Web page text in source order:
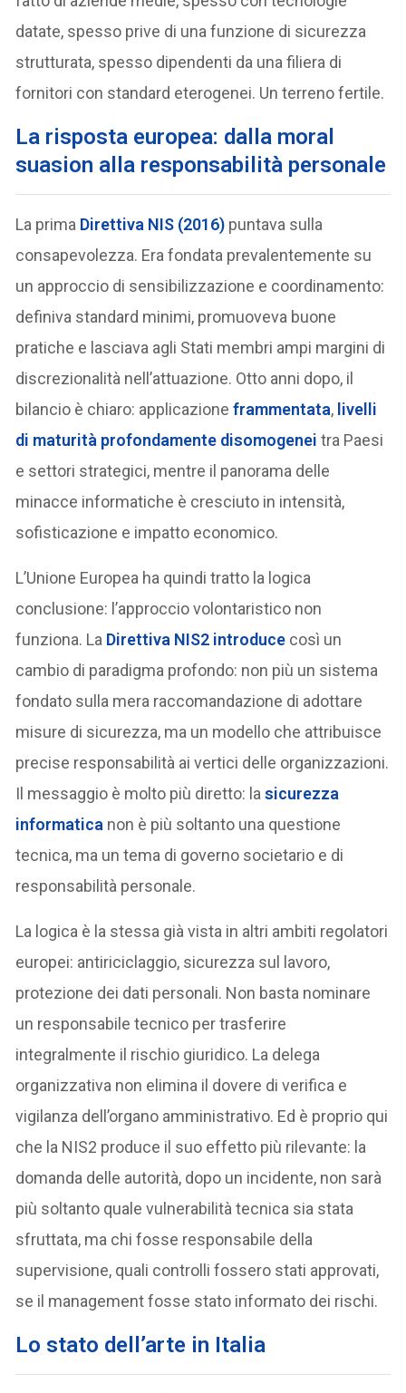
datate, spesso prive di una funzione di sicurezza
strutturata, spesso dipendenti da una filiera di
fornitori con standard eterogenei. Un terreno fertile.
La risposta europea: dalla moral
suasion alla responsabilità personale
La prima Direttiva NIS (2016) puntava sulla
consapevolezza. Era fondata prevalentemente su
un approccio di sensibilizzazione e coordinamento:
definiva standard minimi, promuoveva buone
pratiche e lasciava agli Stati membri ampi margini di
discrezionalità nell’attuazione. Otto anni dopo, il
bilancio è chiaro: applicazioneframmentata, livelli
di maturità profondamente disomogenei tra Paesi
e settori strategici, mentre il panorama delle
minacce informatiche è cresciuto in intensità,
sofisticazione e impatto economico.
L’Unione Europea ha quindi tratto la logica
conclusione: l’approccio volontaristico non
funziona. La Direttiva NIS2 introduce così un
cambio di paradigma profondo: non più un sistema
fondato sulla mera raccomandazione di adottare
misure di sicurezza, ma un modello che attribuisce
precise responsabilità ai vertici delle organizzazioni.
Il messaggio è molto più diretto: lasicurezza
informatica non è più soltanto una questione
tecnica, ma un tema di governo societario e di
responsabilità personale.
La logica è la stessa già vista in altri ambiti regolatori
europei: antiriciclaggio, sicurezza sul lavoro,
protezione dei dati personali. Non basta nominare
un responsabile tecnico per trasferire
integralmente il rischio giuridico. La delega
organizzativa non elimina il dovere di verifica e
vigilanza dell’organo amministrativo. Ed è proprio qui
che la NIS2 produce il suo effetto più rilevante: la
domanda delle autorità, dopo un incidente, non sarà
più soltanto quale vulnerabilità tecnica sia stata
sfruttata, ma chi fosse responsabile della
supervisione, quali controlli fossero stati approvati,
se il management fosse stato informato dei rischi.
Lo stato dell’arte in Italia